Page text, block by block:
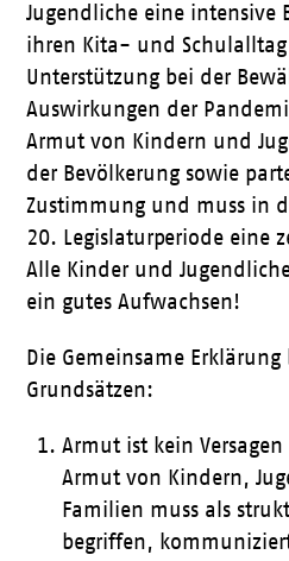
Jugendliche eine intensive
ihren Kita- und
Unterstützung bei der
Auswirkungen der
Armut von Kindern und
der Bevölkerung sowie
Zustimmung und muss in
20. Legislaturperiode eine
Alle Kinder und
ein gutes Aufwachsen!
Die Gemeinsame
Grundsätzen:
Armut ist kein
Armut von Kindern,
Familien muss als
begriffen,